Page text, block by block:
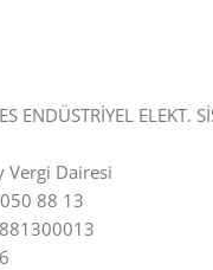
ENDÜSTRİYEL ELEKT.
Vergi Dairesi
88 13